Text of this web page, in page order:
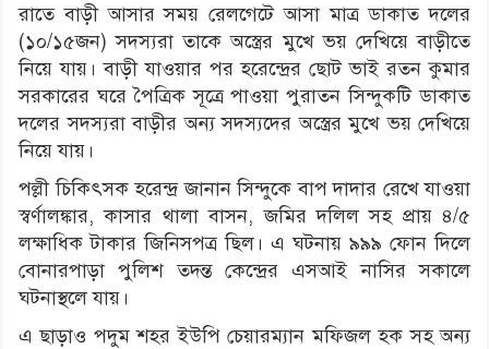
রাতে বাড়ী আসার সময় রেলগেটে আসা মাত্র ডাকাত দলের
(১০/১৫জন) সদস্যরা তাকে অস্ত্রের মুখে ভয় দেখিয়ে বাড়ীতে
নিয়ে যায়। বাড়ী যাওয়ার পর হরেন্দ্রের ছোট ভাই রতন কুমার
সরকারের ঘরে পৈত্রিক সূত্রে পাওয়া পুরাতন সিন্দুকটি ডাকাত
দলের সদস্যরা বাড়ীর অন্য সদস্যদের অস্ত্রের মুখে ভয় দেখিয়ে
নিয়ে যায়।
পল্লী চিকিৎসক হরেন্দ্র জানান সিন্দুকে বাপ দাদার রেখে যাওয়া
স্বর্ণালঙ্কার, কাসার থালা বাসন, জমির দলিল সহ প্রায় ৪/৫
লক্ষাধিক টাকার জিনিসপত্র ছিল। এ ঘটনায় ৯৯৯ ফোন দিলে
বোনারপাড়া পুলিশ তদন্ত কেন্দ্রের এসআই নাসির সকালে
ঘটনাস্থলে যায়।
এ ছাড়াও পদুম শহর ইউপি চেয়ারম্যান মফিজল হক সহ অন্য